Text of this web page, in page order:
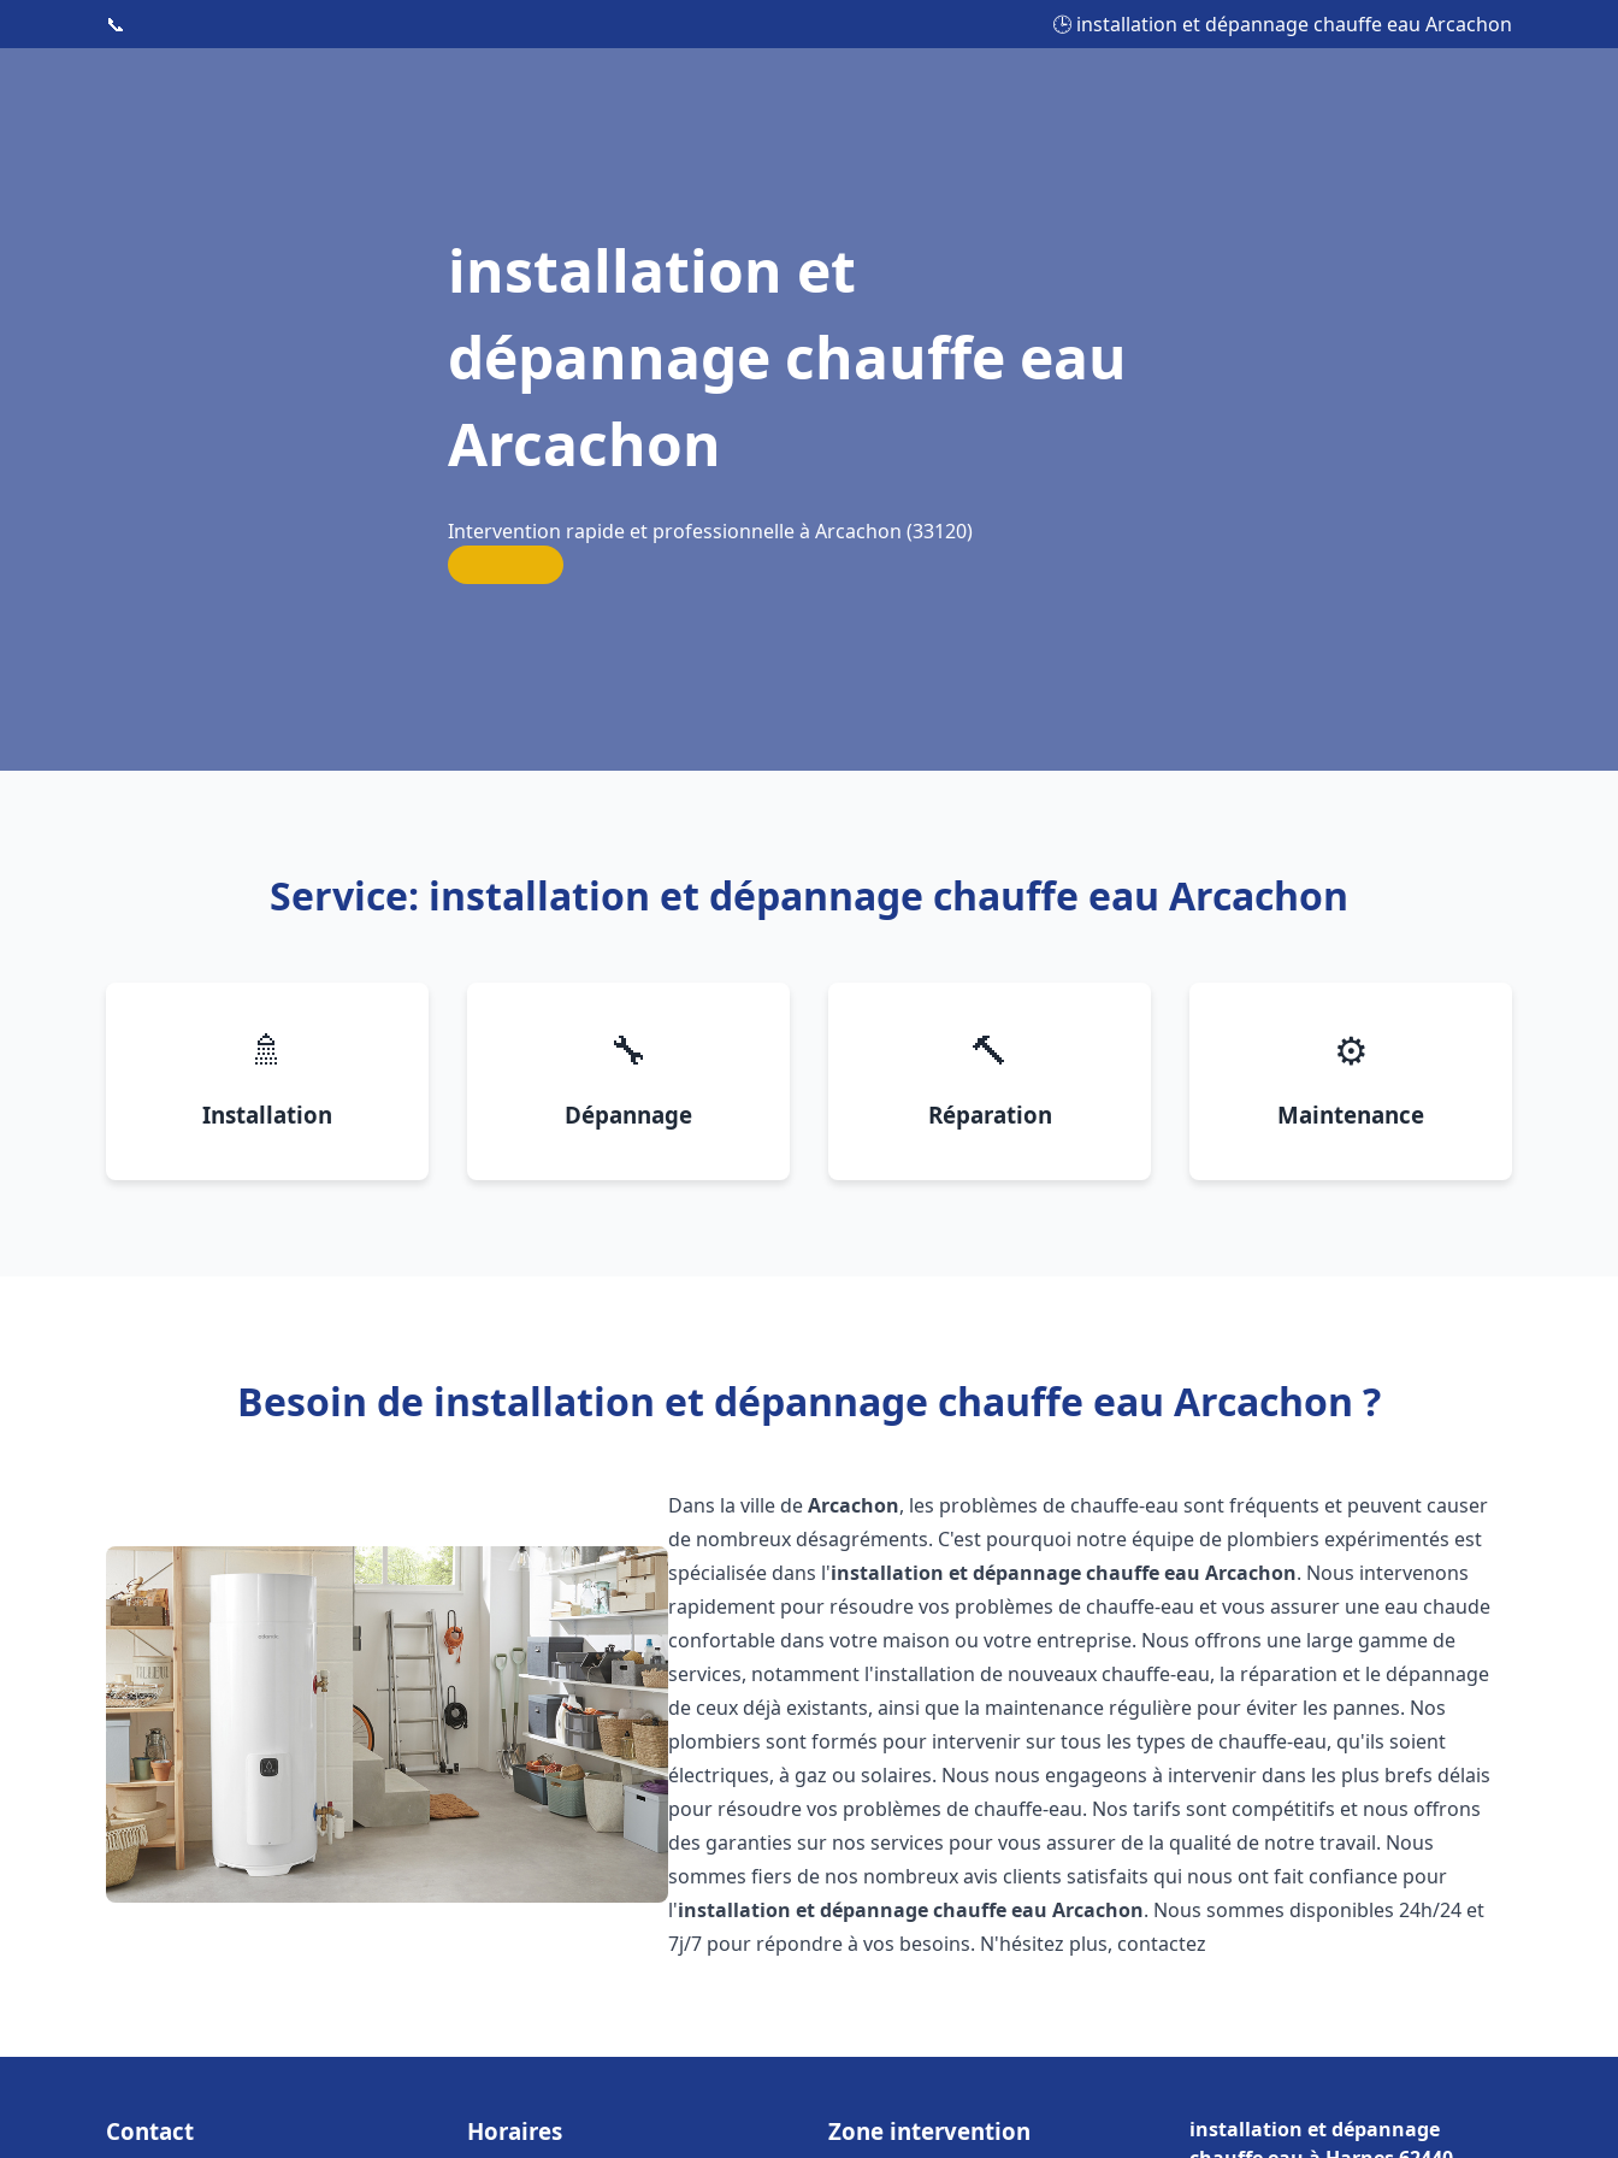
📞 🕒 installation et dépannage chauffe eau Arcachon
installation et
dépannage chauffe eau
Arcachon
Intervention rapide et professionnelle à Arcachon (33120)
Service: installation et dépannage chauffe eau Arcachon
🚿
Installation
🔧
Dépannage
🔨
Réparation
⚙️
Maintenance
Besoin de installation et dépannage chauffe eau Arcachon ?
Dans la ville deArcachon, les problèmes de chauffe-eau sont fréquents et peuvent causer
de nombreux désagréments. C'est pourquoi notre équipe de plombiers expérimentés est
spécialisée dans l'installation et dépannage chauffe eau Arcachon. Nous intervenons
rapidement pour résoudre vos problèmes de chauffe-eau et vous assurer une eau chaude
confortable dans votre maison ou votre entreprise. Nous offrons une large gamme de
services, notamment l'installation de nouveaux chauffe-eau, la réparation et le dépannage
de ceux déjà existants, ainsi que la maintenance régulière pour éviter les pannes. Nos
plombiers sont formés pour intervenir sur tous les types de chauffe-eau, qu'ils soient
électriques, à gaz ou solaires. Nous nous engageons à intervenir dans les plus brefs délais
pour résoudre vos problèmes de chauffe-eau. Nos tarifs sont compétitifs et nous offrons
des garanties sur nos services pour vous assurer de la qualité de notre travail. Nous
sommes fiers de nos nombreux avis clients satisfaits qui nous ont fait confiance pour
l'installation et dépannage chauffe eau Arcachon. Nous sommes disponibles 24h/24 et
7j/7 pour répondre à vos besoins. N'hésitez plus, contactez
Contact Horaires Zone intervention
installation et dépannage